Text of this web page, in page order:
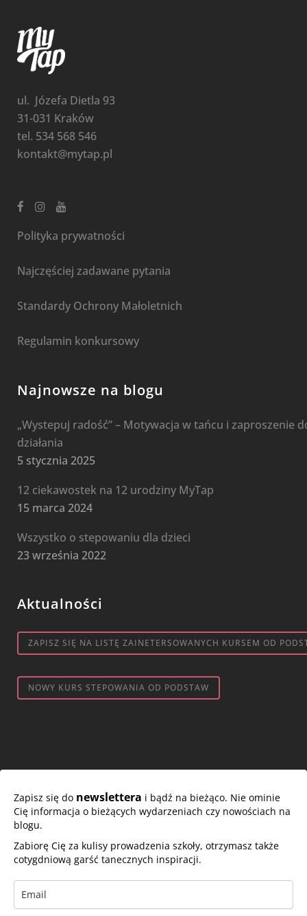
ul. Józefa Dietla 93
31-031 Kraków
tel. 534 568 546
kontakt@mytap.pl
Polityka prywatności
Najczęściej zadawane pytania
Standardy Ochrony Małoletnich
Regulamin konkursowy
Najnowsze na blogu
„Wystepuj radość” – Motywacja w tańcu i zaproszenie
działania
5 stycznia 2025
12 ciekawostek na 12 urodziny MyTap
15 marca 2024
Wszystko o stepowaniu dla dzieci
23 września 2022
Aktualności
ZAPISZ SIĘ NA LISTĘ ZAINETERSOWANYCH KURSEM OD
NOWY KURS STEPOWANIA OD PODSTAW
Zapisz się do newslettera i bądź na bieżąco. Nie ominie
Cię informacja o bieżących wydarzeniach czy nowościach na
blogu.
Zabiorę Cię za kulisy prowadzenia szkoły, otrzymasz także
cotygdniową garść tanecznych inspiracji.